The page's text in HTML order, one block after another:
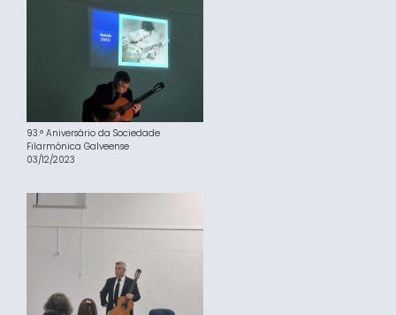
93.° Aniversário da Sociedade
Filarmónica Galveense
03/12/2023